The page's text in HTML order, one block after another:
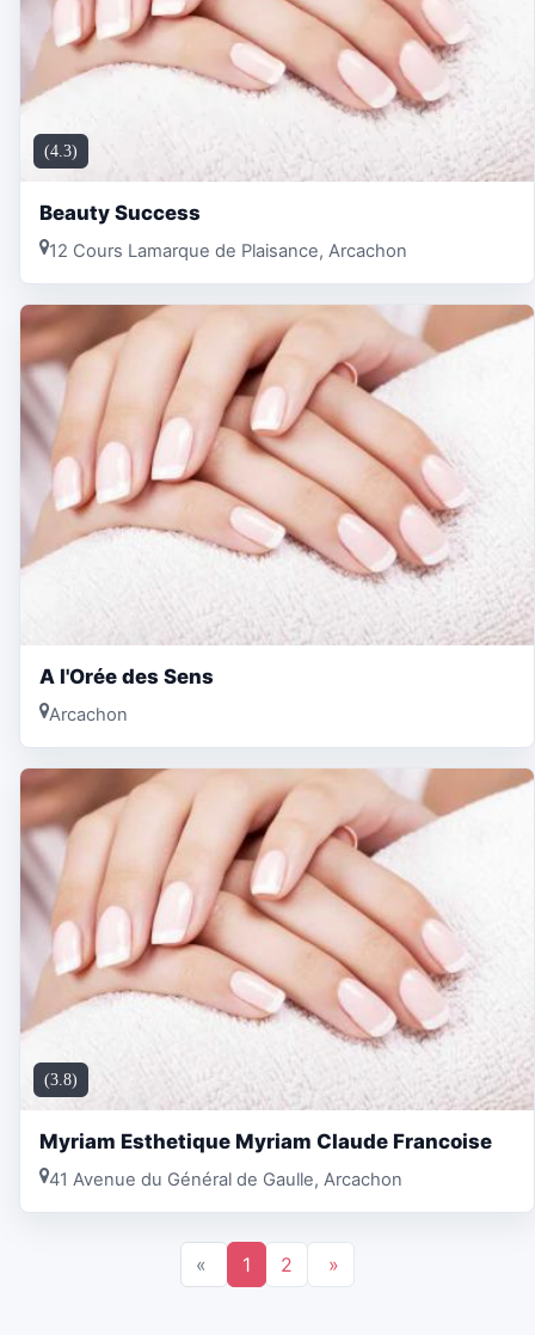
(4.3)
Beauty Success
12 Cours Lamarque de Plaisance, Arcachon
A l'Orée des Sens
Arcachon
(3.8)
Myriam Esthetique Myriam Claude Francoise
41 Avenue du Général de Gaulle, Arcachon
« 1 2 »